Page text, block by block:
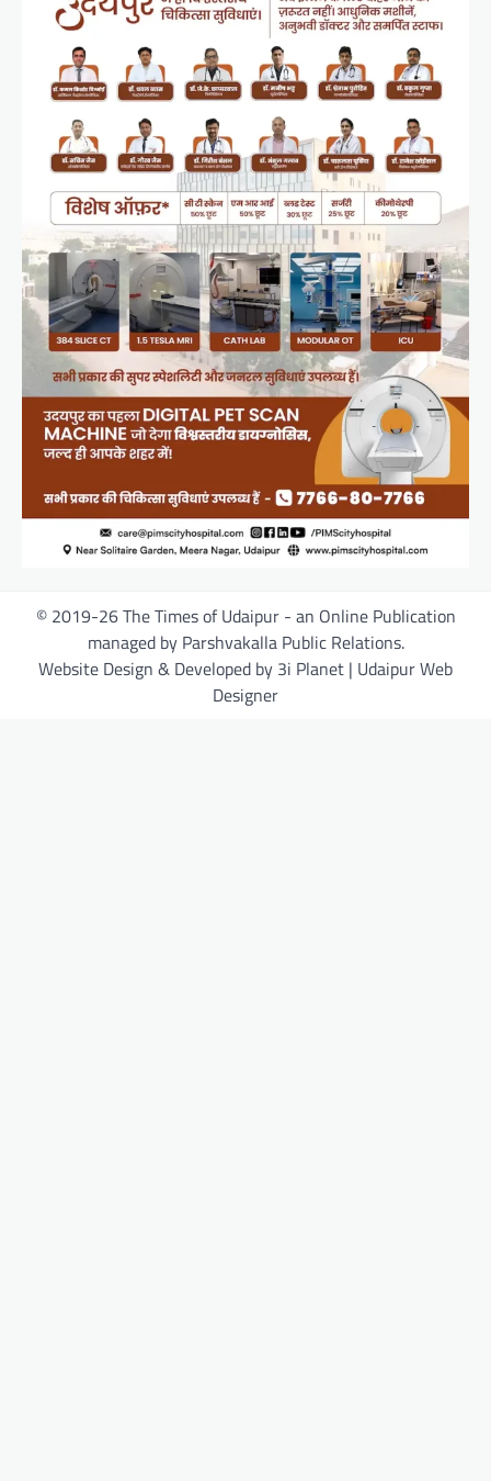
© 2019-26 The Times of Udaipur - an Online Publication
managed by Parshvakalla Public Relations.
Website Design & Developed by 3i Planet | Udaipur Web
Designer